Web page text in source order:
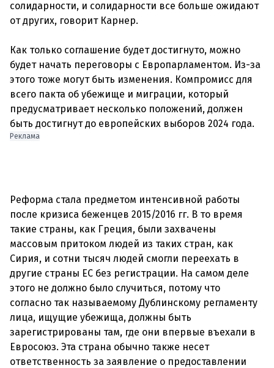
солидарности, и солидарности все больше ожидают
от других, говорит Карнер.
Как только соглашение будет достигнуто, можно
будет начать переговоры с Европарламентом. Из-за
этого тоже могут быть изменения. Компромисс для
всего пакта об убежище и миграции, который
предусматривает несколько положений, должен
Реклама
Реформа стала предметом интенсивной работы
после кризиса беженцев 2015/2016 гг. В то время
такие страны, как Греция, были захвачены
массовым притоком людей из таких стран, как
Сирия, и сотни тысяч людей смогли переехать в
другие страны ЕС без регистрации. На самом деле
этого не должно было случиться, потому что
согласно так называемому Дублинскому регламенту
лица, ищущие убежища, должны быть
зарегистрированы там, где они впервые въехали в
Евросоюз. Эта страна обычно также несет
ответственность за заявление о предоставлении